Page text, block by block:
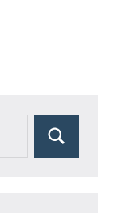
Suchen